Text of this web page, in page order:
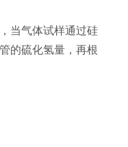
当气体试样通过硅
的硫化氢量，再根